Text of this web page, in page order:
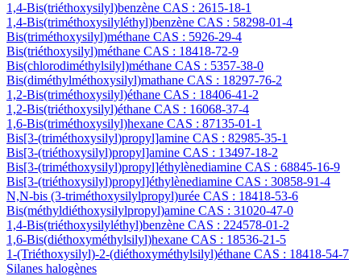
1,4-Bis(triéthoxysilyl)benzène CAS : 2615-18-1
1,4-Bis(triméthoxysilyléthyl)benzène CAS : 58298-01-4
Bis(triméthoxysilyl)méthane CAS : 5926-29-4
Bis(triéthoxysilyl)méthane CAS : 18418-72-9
Bis(chlorodiméthylsilyl)méthane CAS : 5357-38-0
Bis(diméthylméthoxysilyl)mathane CAS : 18297-76-2
1,2-Bis(triméthoxysilyl)éthane CAS : 18406-41-2
1,2-Bis(triéthoxysilyl)éthane CAS : 16068-37-4
1,6-Bis(triméthoxysilyl)hexane CAS : 87135-01-1
Bis[3-(triméthoxysilyl)propyl]amine CAS : 82985-35-1
Bis[3-(triéthoxysilyl)propyl]amine CAS : 13497-18-2
Bis[3-(triméthoxysilyl)propyl]éthylènediamine CAS : 68845-16-9
Bis[3-(triéthoxysilyl)propyl]éthylènediamine CAS : 30858-91-4
N,N-bis (3-triméthoxysilylpropyl)urée CAS : 18418-53-6
Bis(méthyldiéthoxysilylpropyl)amine CAS : 31020-47-0
1,4-Bis(triéthoxysilyléthyl)benzène CAS : 224578-01-2
1,6-Bis(diéthoxyméthylsilyl)hexane CAS : 18536-21-5
1-(Triéthoxysilyl)-2-(diéthoxyméthylsilyl)éthane CAS : 18418-54-7
Silanes halogènes